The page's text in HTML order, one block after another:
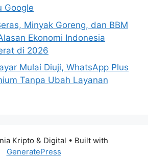
Google
Minyak Goreng, dan BBM
Ekonomi Indonesia
di 2026
Mulai Diuji, WhatsApp Plus
Tanpa Ubah Layanan
Kripto & Digital • Built with
GeneratePress